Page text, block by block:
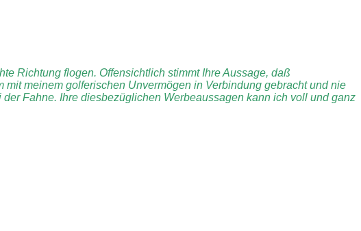
Richtung flogen. Offensichtlich stimmt Ihre Aussage, daß
meinem golferischen Unvermögen in Verbindung gebracht und nie
Fahne. Ihre diesbezüglichen Werbeaussagen kann ich voll und ganz